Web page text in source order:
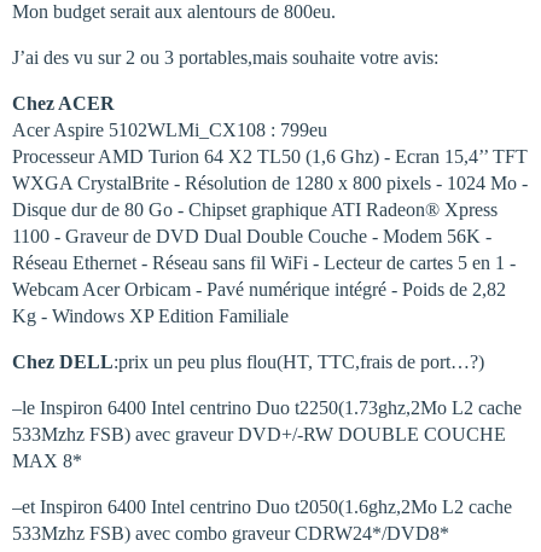
Mon budget serait aux alentours de 800eu.
J’ai des vu sur 2 ou 3 portables,mais souhaite votre avis:
Chez ACER
Acer Aspire 5102WLMi_CX108 : 799eu
Processeur AMD Turion 64 X2 TL50 (1,6 Ghz) - Ecran 15,4’’ TFT
WXGA CrystalBrite - Résolution de 1280 x 800 pixels - 1024 Mo -
Disque dur de 80 Go - Chipset graphique ATI Radeon® Xpress
1100 - Graveur de DVD Dual Double Couche - Modem 56K -
Réseau Ethernet - Réseau sans fil WiFi - Lecteur de cartes 5 en 1 -
Webcam Acer Orbicam - Pavé numérique intégré - Poids de 2,82
Kg - Windows XP Edition Familiale
Chez DELL:prix un peu plus flou(HT, TTC,frais de port…?)
–le Inspiron 6400 Intel centrino Duo t2250(1.73ghz,2Mo L2 cache
533Mzhz FSB) avec graveur DVD+/-RW DOUBLE COUCHE
MAX 8*
–et Inspiron 6400 Intel centrino Duo t2050(1.6ghz,2Mo L2 cache
533Mzhz FSB) avec combo graveur CDRW24*/DVD8*